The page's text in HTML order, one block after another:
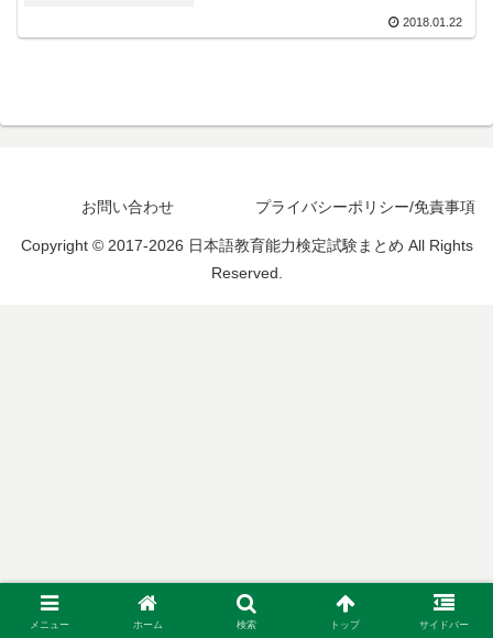
2018.01.22
お問い合わせ プライバシーポリシー/免責事項
Copyright © 2017-2026 日本語教育能力検定試験まとめ All Rights
Reserved.
メニュー ホーム 検索 トップ サイドバー